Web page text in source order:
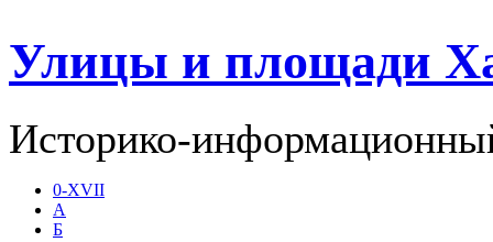
Улицы и площади
Историко-
0-XVII
А
Б